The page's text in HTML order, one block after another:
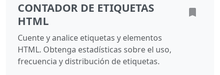
CONTADOR DE ETIQUETAS
HTML
Cuente y analice etiquetas y elementos
HTML. Obtenga estadísticas sobre el uso,
frecuencia y distribución de etiquetas.